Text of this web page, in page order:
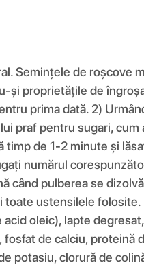
Semințele de roșcove
proprietățile de
prima dată. 2)
praf pentru sugari, cum
de 1-2 minute și
numărul
când pulberea se
ustensilele folosite.
oleic), lapte
de calciu, proteină
potasiu, clorură de